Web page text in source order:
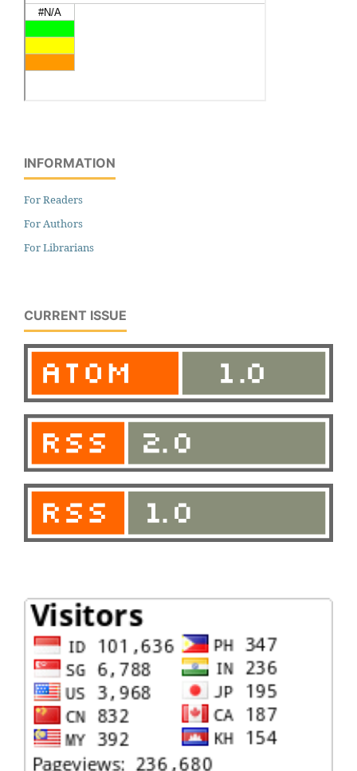
INFORMATION
For Readers
For Authors
For Librarians
CURRENT ISSUE